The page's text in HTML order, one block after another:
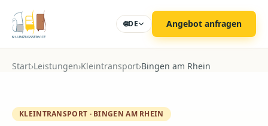
Zum Hauptinhalt
🌐DE Angebot anfragen
Start›Leistungen›Kleintransport›Bingen am Rhein
KLEINTRANSPORT · BINGEN AM RHEIN